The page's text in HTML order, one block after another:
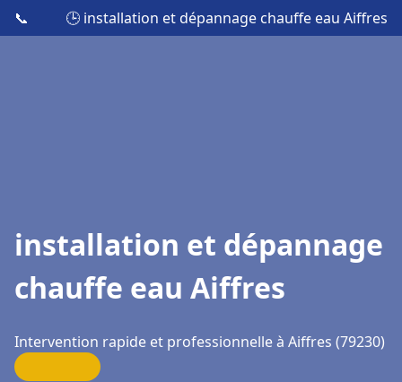
📞 🕒 installation et dépannage chauffe eau Aiffres
installation et dépannage
chauffe eau Aiffres
Intervention rapide et professionnelle à Aiffres (79230)